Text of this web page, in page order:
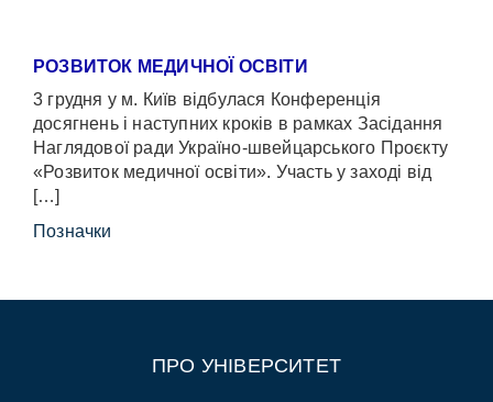
РОЗВИТОК МЕДИЧНОЇ ОСВІТИ
3 грудня у м. Київ відбулася Конференція
досягнень і наступних кроків в рамках Засідання
Наглядової ради Україно-швейцарського Проєкту
«Розвиток медичної освіти». Участь у заході від
[…]
Позначки
ПРО УНІВЕРСИТЕТ